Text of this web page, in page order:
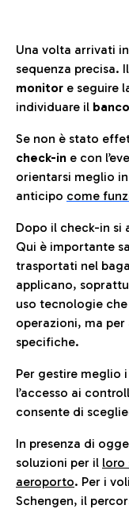
Una volta arrivati
sequenza precisa.
monitor e seguire
individuare il
Se non è stato
check-in e con
orientarsi meglio
anticipo come
Dopo il check-in si
Qui è importante
trasportati nel
applicano,
uso tecnologie
operazioni, ma
specifiche.
Per gestire meglio
l’accesso ai
consente di
In presenza di
soluzioni per il loro
aeroporto. Per i
Schengen, il